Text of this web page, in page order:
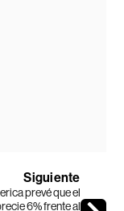
Siguiente
prevé que el
6% frente al